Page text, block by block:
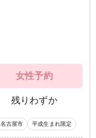
女性予約
残りわずか
名古屋市 平成生まれ限定